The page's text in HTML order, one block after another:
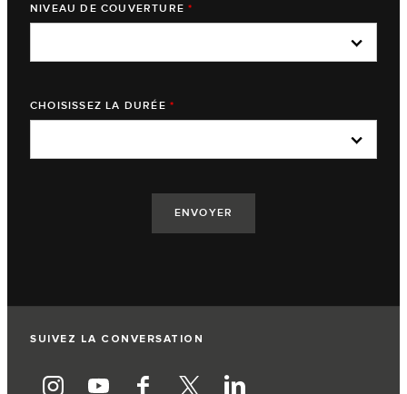
NIVEAU DE COUVERTURE *
CHOISISSEZ LA DURÉE *
SUIVEZ LA CONVERSATION